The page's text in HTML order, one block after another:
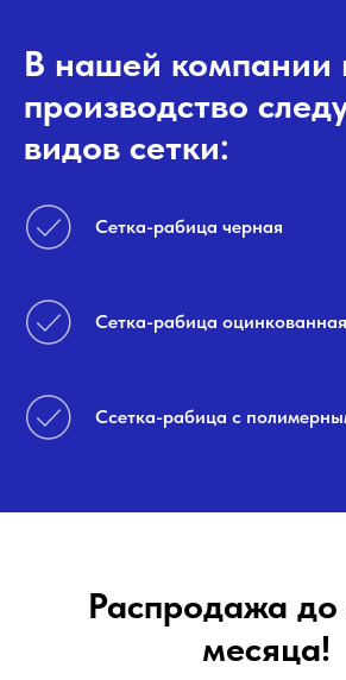
В нашей компании
производство
видов сетки:
Сетка-рабица черная
Сетка-рабица оцинкованная
Ссетка-рабица с
Распродажа до
месяца!